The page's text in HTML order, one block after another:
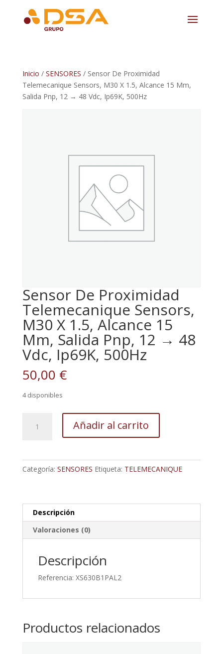
Inicio / SENSORES / Sensor De Proximidad
Telemecanique Sensors, M30 X 1.5, Alcance 15 Mm,
Salida Pnp, 12 → 48 Vdc, Ip69K, 500Hz
Sensor De Proximidad
Telemecanique Sensors,
M30 X 1.5, Alcance 15
Mm, Salida Pnp, 12 → 48
Vdc, Ip69K, 500Hz
50,00 €
4 disponibles
Sensors,
Alcance
15
Mm,
Vdc,
500Hz
Añadir al carrito
Categoría: SENSORES Etiqueta: TELEMECANIQUE
Descripción
Valoraciones (0)
Descripción
Referencia: XS630B1PAL2
Productos relacionados